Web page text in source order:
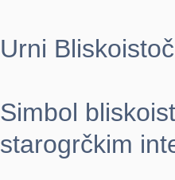
Urni
Simbol
starogrčkim